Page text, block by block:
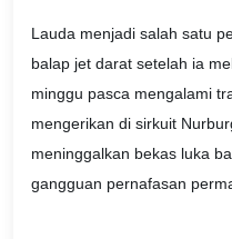
Lauda menjadi salah satu
balap jet darat setelah ia
minggu pasca mengalami
mengerikan di sirkuit
meninggalkan bekas luka
gangguan pernafasan